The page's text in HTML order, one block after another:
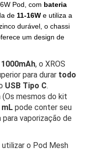
Pod, com bateria
de 11-16W e utiliza a
durável, o chassi
um design de
1000mAh, o XROS
para durar todo
USB Tipo C.
(Os mesmos do kit
mL pode conter seu
vaporização de
utilizar o Pod Mesh